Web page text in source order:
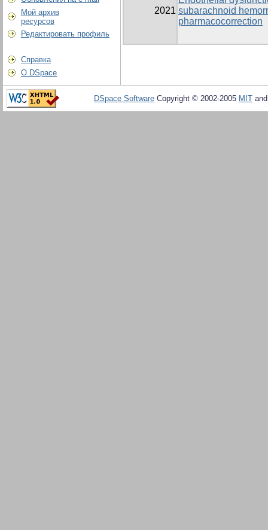
Мой архив
ресурсов
Редактировать профиль
Справка
О DSpace
2021 subarachnoid
pharmacocorrection
DSpace Software Copyright © 2002-2005 MIT